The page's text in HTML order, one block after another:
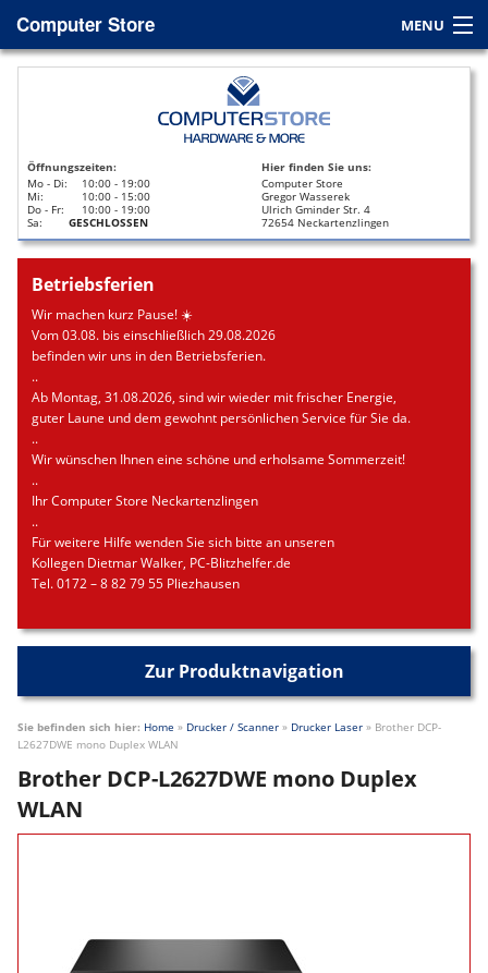
Computer Store MENU
Home
Leasing
Datenrettung
Öffnungszeiten:
Mo - Di:
10:00 - 19:00
Mi:
10:00 - 15:00
Do - Fr:
10:00 - 19:00
Sa:
GESCHLOSSEN
Hier finden Sie uns:
Computer Store
Gregor Wasserek
Ulrich Gminder Str. 4
72654 Neckartenzlingen
Betriebsferien
Wir machen kurz Pause! ☀️
Vom 03.08. bis einschließlich 29.08.2026
befinden wir uns in den Betriebsferien.
..
Ab Montag, 31.08.2026, sind wir wieder mit frischer Energie,
guter Laune und dem gewohnt persönlichen Service für Sie da.
..
Wir wünschen Ihnen eine schöne und erholsame Sommerzeit!
..
Ihr Computer Store Neckartenzlingen
..
Für weitere Hilfe wenden Sie sich bitte an unseren
Kollegen Dietmar Walker, PC-Blitzhelfer.de
Tel. 0172 – 8 82 79 55 Pliezhausen
Zur Produktnavigation
Sie befinden sich hier: Home » Drucker / Scanner » Drucker Laser » Brother DCP-
L2627DWE mono Duplex WLAN
Brother DCP-L2627DWE mono Duplex
WLAN